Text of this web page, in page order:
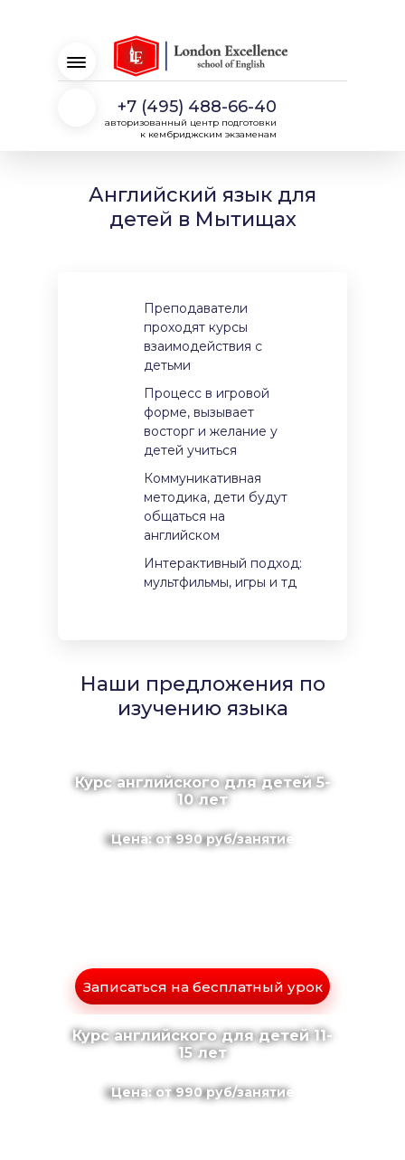
+7 (495) 488-66-40
авторизованный центр подготовки
к кембриджским экзаменам
Английский язык для
детей в Мытищах
Преподаватели
проходят курсы
взаимодействия с
детьми
Процесс в игровой
форме, вызывает
восторг и желание у
детей учиться
Коммуникативная
методика, дети будут
общаться на
английском
Интерактивный подход:
мультфильмы, игры и тд
Наши предложения по
изучению языка
Курс английского для детей 5-
10 лет
Цена: от 990 руб/занятие
Записаться на бесплатный урок
Курс английского для детей 11-
15 лет
Цена: от 990 руб/занятие